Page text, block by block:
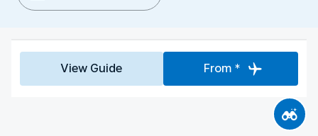
View Guide From *